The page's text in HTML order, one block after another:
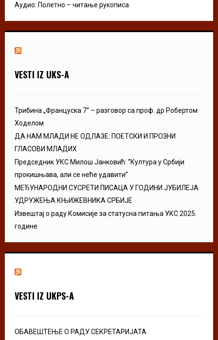
Аудио: Полетно – читање рукописа
VESTI IZ UKS-A
Трибина „Француска 7“ – разговор са проф. др Робертом
Ходелом
ДА НАМ МЛАДИ НЕ ОДЛАЗЕ: ПОЕТСКИ И ПРОЗНИ
ГЛАСОВИ МЛАДИХ
Председник УКС Милош Јанковић: “Култура у Србији
прокишњава, али се неће удавити”
МЕЂУНАРОДНИ СУСРЕТИ ПИСАЦА У ГОДИНИ ЈУБИЛЕЈА
УДРУЖЕЊА КЊИЖЕВНИКА СРБИЈЕ
Извештај о раду Комисије за статусна питања УКС 2025.
године
VESTI IZ UKPS-A
ОБАВЕШТЕЊЕ О РАДУ СЕКРЕТАРИЈАТА